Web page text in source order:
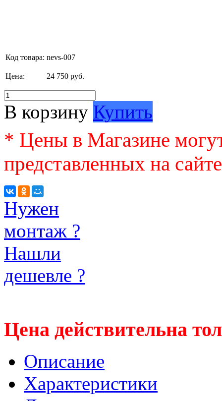
Код товара: nevs-007
Цена: 24 750 руб.
В корзину Купить
* Цены в Магазине
представленных на сайте
Нужен
монтаж ?
Нашли
дешевле ?
Цена действительна
Описание
Характеристики